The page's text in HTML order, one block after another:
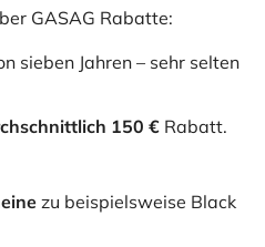
GASAG Rabatte:
sieben Jahren – sehr selten
150 € Rabatt.
zu beispielsweise Black